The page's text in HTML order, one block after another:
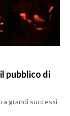
pubblico di
grandi successi